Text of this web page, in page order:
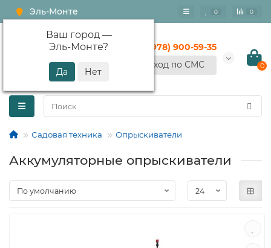
Эль-Монте
Ваш город —
Эль-Монте?
0 0
+7 (978) 900-59-35
Вход по СМС
0
Садовая техника Опрыскиватели
Аккумуляторные опрыскиватели